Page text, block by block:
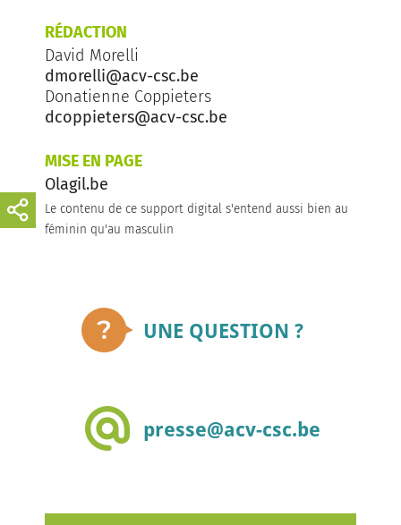
RÉDACTION
David Morelli
dmorelli@acv-csc.be
Donatienne Coppieters
dcoppieters@acv-csc.be
MISE EN PAGE
Olagil.be
Le contenu de ce support digital s'entend aussi bien au
féminin qu'au masculin
UNE QUESTION ?
presse@acv-csc.be